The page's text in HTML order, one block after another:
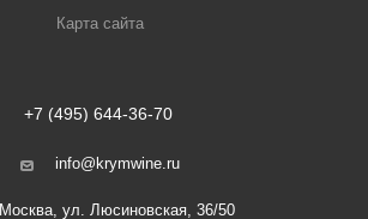
Карта сайта
+7 (495) 644-36-70
info@krymwine.ru
Москва, ул. Люсиновская, 36/50